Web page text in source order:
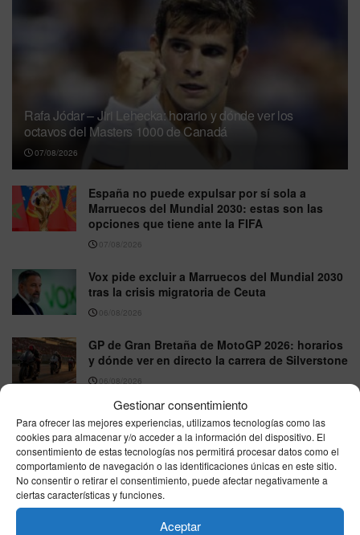
Gestionar consentimiento
Para ofrecer las mejores experiencias, utilizamos tecnologías como las
cookies para almacenar y/o acceder a la información del dispositivo. El
consentimiento de estas tecnologías nos permitirá procesar datos como el
comportamiento de navegación o las identificaciones únicas en este sitio.
No consentir o retirar el consentimiento, puede afectar negativamente a
ciertas características y funciones.
Aceptar
Rafa Jódar – Jiri Lehecka: horario y dónde ver los
octavos del Masters 1000 de Canadá
07/08/2026
España no puede expulsar por sí sola a
Marruecos del Mundial 2030: estas son las
opciones que tiene ante la FIFA
07/08/2026
Vox pide excluir a Marruecos del Mundial 2030
tras la crisis migratoria de Ceuta
06/08/2026
GP de Gran Bretaña de MotoGP 2026: horarios
y dónde ver en directo la carrera de Silverstone
06/08/2026
Rafa Jódar firma una gran remontada ante
Moutet y avanza en el Masters 1000 de Canadá
06/08/2026
La FIFA reconoce errores en su plan para
atraer inversión privada al Mundial y anuncia
una revisión interna